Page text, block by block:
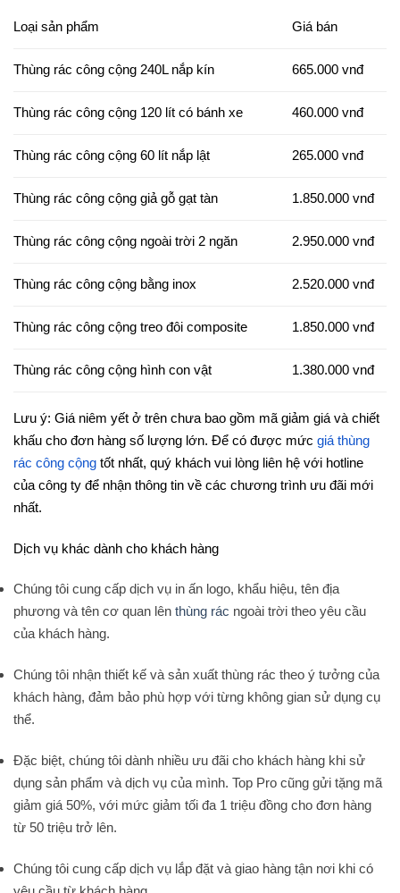
Loại sản phẩm Giá bán
Thùng rác công cộng 240L nắp kín 665.000 vnđ
Thùng rác công cộng 120 lít có bánh xe 460.000 vnđ
Thùng rác công cộng 60 lít nắp lật 265.000 vnđ
Thùng rác công cộng giả gỗ gạt tàn 1.850.000 vnđ
Thùng rác công cộng ngoài trời 2 ngăn 2.950.000 vnđ
Thùng rác công cộng bằng inox 2.520.000 vnđ
Thùng rác công cộng treo đôi composite 1.850.000 vnđ
Thùng rác công cộng hình con vật 1.380.000 vnđ
Lưu ý: Giá niêm yết ở trên chưa bao gồm mã giảm giá và chiết
khấu cho đơn hàng số lượng lớn. Để có được mức giá thùng
rác công cộng tốt nhất, quý khách vui lòng liên hệ với hotline
của công ty để nhận thông tin về các chương trình ưu đãi mới
nhất.
Dịch vụ khác dành cho khách hàng
Chúng tôi cung cấp dịch vụ in ấn logo, khẩu hiệu, tên địa
phương và tên cơ quan lên thùng rác ngoài trời theo yêu cầu
của khách hàng.
Chúng tôi nhận thiết kế và sản xuất thùng rác theo ý tưởng của
khách hàng, đảm bảo phù hợp với từng không gian sử dụng cụ
thể.
Đặc biệt, chúng tôi dành nhiều ưu đãi cho khách hàng khi sử
dụng sản phẩm và dịch vụ của mình. Top Pro cũng gửi tặng mã
giảm giá 50%, với mức giảm tối đa 1 triệu đồng cho đơn hàng
từ 50 triệu trở lên.
Chúng tôi cung cấp dịch vụ lắp đặt và giao hàng tận nơi khi có